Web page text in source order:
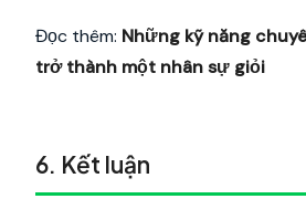
Đọc thêm: Những kỹ năng
trở thành một nhân sự giỏi
6. Kết luận